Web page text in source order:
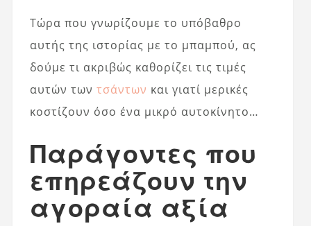
Τώρα που γνωρίζουμε το υπόβαθρο
αυτής της ιστορίας με το μπαμπού, ας
δούμε τι ακριβώς καθορίζει τις τιμές
αυτών των τσάντων και γιατί μερικές
κοστίζουν όσο ένα μικρό αυτοκίνητο…
Παράγοντες που
επηρεάζουν την
αγοραία αξία